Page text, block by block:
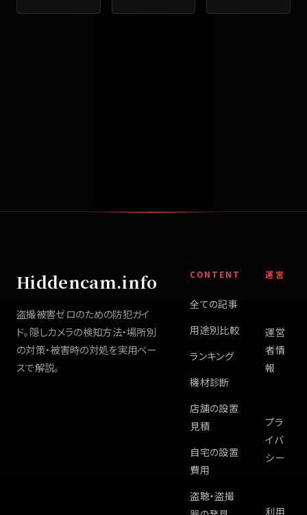
Hiddencam.info
盗撮被害ゼロのための防犯ガイ
ド。隠しカメラの検知方法・場所別
の対策・被害時の対処を実用ベー
スで解説。
CONTENT
全ての記事
用途別比較
ランキング
機材診断
店舗の設置
見積
自宅の設置
費用
盗聴・盗撮
運営
運営
者情
報
プラ
イバ
シー
利用